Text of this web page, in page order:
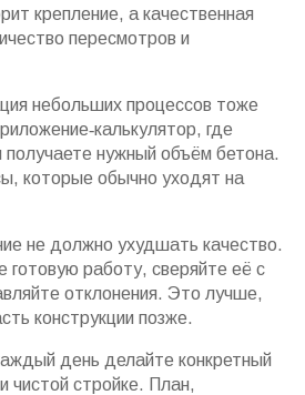
крепление, а качественная
пересмотров и
небольших процессов тоже
где
получаете нужный объём бетона.
которые обычно уходят на
не должно ухудшать качество.
готовую работу, сверяйте её с
отклонения. Это лучше,
конструкции позже.
день делайте конкретный
чистой стройке. План,